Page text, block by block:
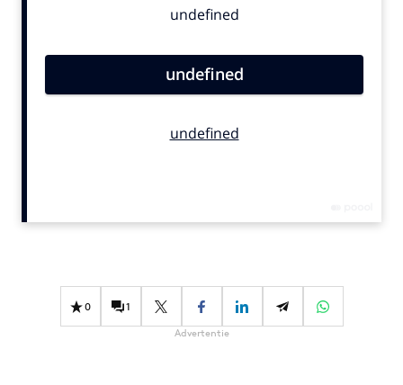
Contentmarketing
Effectiviteit
Gedragsverandering
0 1
Advertentie